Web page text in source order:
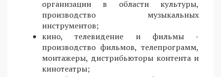
организации в области культуры,
производство музыкальных
инструментов;
кино, телевидение и фильмы -
производство фильмов, телепрограмм,
монтажеры, дистрибьюторы контента и
кинотеатры;